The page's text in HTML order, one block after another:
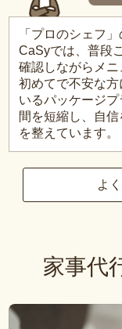
「プロのシェフ
CaSyでは、普段
確認しながらメニ
初めてで不安な
いるパッケージ
間を短縮し、自
を整えています。
よ
家事代